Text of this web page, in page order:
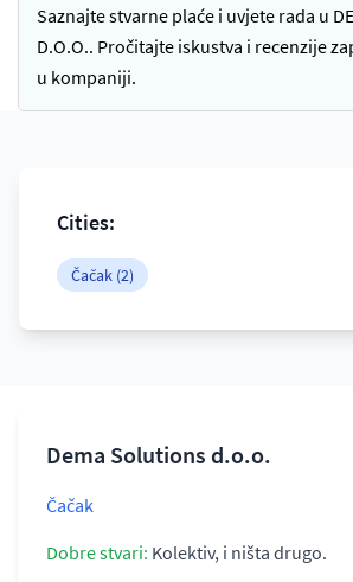
Saznajte stvarne plaće i uvjete rada u
D.O.O.. Pročitajte iskustva i recenzije
u kompaniji.
Cities:
Čačak (2)
Dema Solutions d.o.o.
Čačak
Dobre stvari: Kolektiv, i ništa drugo.